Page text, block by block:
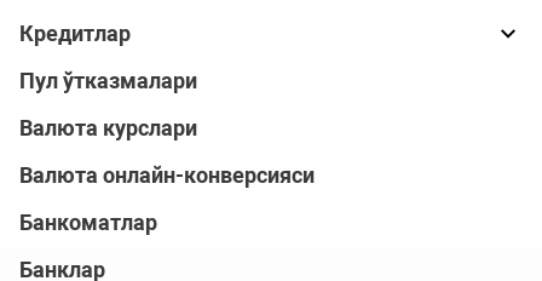
Кредитлар
Пул ўтказмалари
Валюта курслари
Валюта онлайн-конверсияси
Банкоматлар
Банклар